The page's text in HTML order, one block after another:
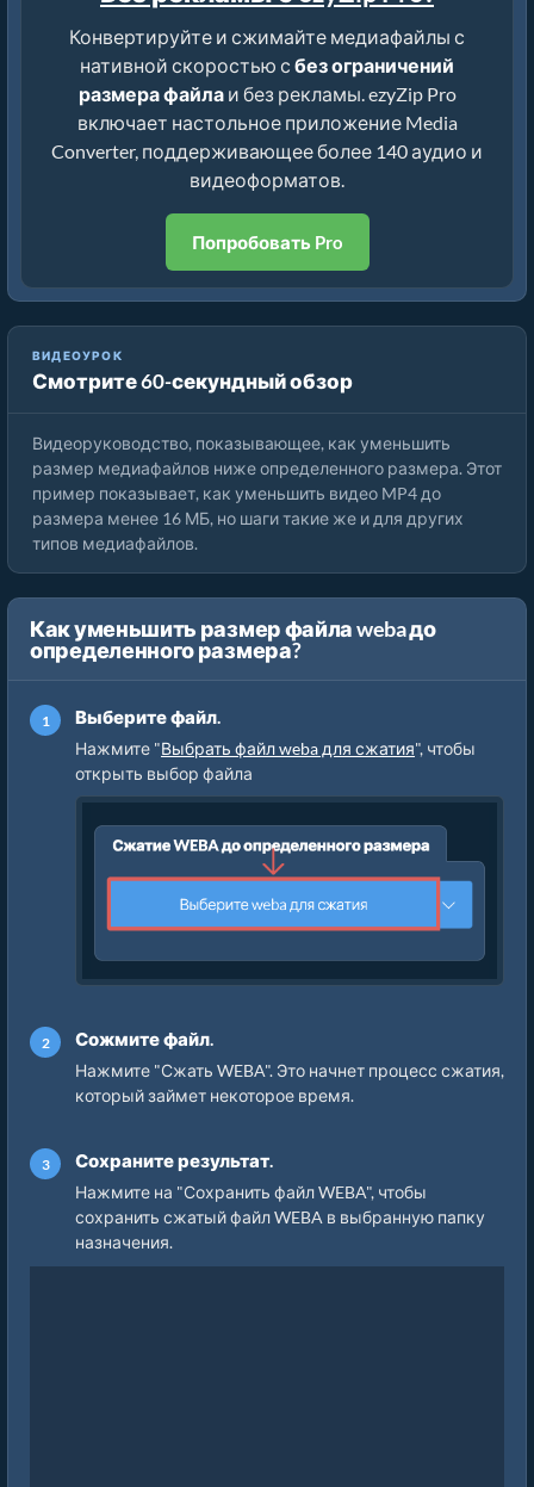
Конвертируйте и сжимайте медиафайлы с
нативной скоростью с без ограничений
размера файлаи без рекламы. ezyZip Pro
включает настольное приложение Media
Converter, поддерживающее более 140 аудио и
видеоформатов.
Попробовать Pro
ВИДЕОУРОК
Смотрите 60-секундный обзор
Как уменьшить MP4 до 16 МБ (Простое руководство)
Видеоруководство, показывающее, как уменьшить
размер медиафайлов ниже определенного размера. Этот
пример показывает, как уменьшить видео MP4 до
размера менее 16 МБ, но шаги такие же и для других
типов медиафайлов.
Как уменьшить размер файла weba до
определенного размера?
Выберите файл.
Нажмите "Выбрать файл weba для сжатия", чтобы
открыть выбор файла
Сожмите файл.
Нажмите "Сжать WEBA". Это начнет процесс сжатия,
который займет некоторое время.
Сохраните результат.
Нажмите на "Сохранить файл WEBA", чтобы
сохранить сжатый файл WEBA в выбранную папку
назначения.